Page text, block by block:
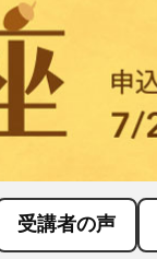
受講者の声